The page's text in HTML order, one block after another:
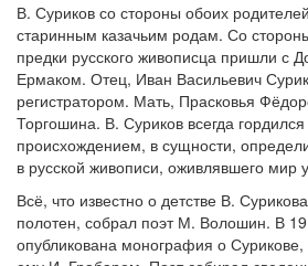
В. Суриков со стороны обоих
старинным казачьим родам. Со
предки русского живописца пришли с
Ермаком. Отец, Иван Васильевич
регистратором. Мать, Прасковья
Торгошина. В. Суриков всегда
происхождением, в сущности,
в русской живописи, оживлявшего мир
Всё, что известно о детстве В.
полотен, собрал поэт М. Волошин. В
опубликована монография о Сурикове,